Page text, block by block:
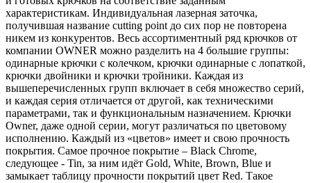
характеристикам. Индивидуальная лазерная заточка,
получившая название cutting point до сих пор не повторена
никем из конкурентов. Весь ассортиментный ряд крючков от
компании OWNER можно разделить на 4 большие группы:
одинарные крючки с колечком, крючки одинарные с лопаткой,
крючки двойники и крючки тройники. Каждая из
вышеперечисленных групп включает в себя множество серий,
и каждая серия отличается от другой, как техническими
параметрами, так и функциональным назначением. Крючки
Owner, даже одной серии, могут различаться по цветовому
исполнению. Каждый из «цветов» имеет и свою прочность
покрытия. Самое прочное покрытие – Black Chrome,
следующее - Tin, за ним идёт Gold, White, Brown, Blue и
замыкает таблицу прочности покрытий цвет Red. Такое